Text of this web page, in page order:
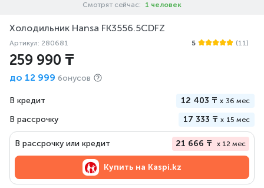
Смотрят сейчас: 1 человек
Холодильник Hansa FK3556.5CDFZ
Артикул: 280681 5 (11)
259 990 ₸
до 12 999 бонусов
В кредит 12 403 ₸ x 36 мес
В рассрочку 17 333 ₸ x 15 мес
В рассрочку или кредит 21 666 ₸ x 12 мес
Купить на Kaspi.kz